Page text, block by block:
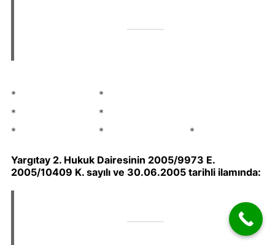
* *
* *
* * *
Yargıtay 2. Hukuk Dairesinin 2005/9973 E.
2005/10409 K. sayılı ve 30.06.2005 tarihli ilamında: